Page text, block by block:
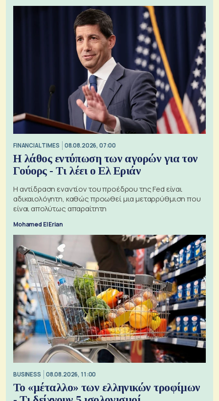
FINANCIAL TIMES 08.08.2026, 07:00
Η λάθος εντύπωση των αγορών για τον
Γούορς - Τι λέει ο Ελ Εριάν
Η αντίδραση εναντίον του προέδρου της Fed είναι
αδικαιολόγητη, καθώς προωθεί μια μεταρρύθμιση που
είναι απολύτως απαραίτητη
Mohamed El Erian
BUSINESS 08.08.2026, 11:00
Το «μέταλλο» των ελληνικών τροφίμων